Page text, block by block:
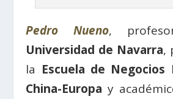
Pedro Nueno,
Universidad de Navarra,
la Escuela de Negocios
China-Europa y